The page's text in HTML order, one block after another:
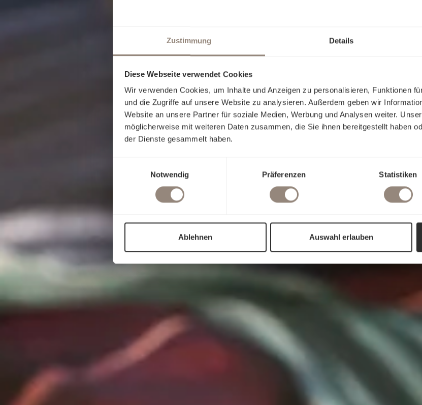
Zustimmung Details
Diese Webseite verwendet Cookies
Wir verwenden Cookies, um Inhalte und Anzeigen zu personalisieren, Funktionen
und die Zugriffe auf unsere Website zu analysieren. Außerdem geben wir
Website an unsere Partner für soziale Medien, Werbung und Analysen weiter.
möglicherweise mit weiteren Daten zusammen, die Sie ihnen bereitgestellt haben
der Dienste gesammelt haben.
Notwendig
Präferenzen Statistiken
Ablehnen Auswahl erlauben